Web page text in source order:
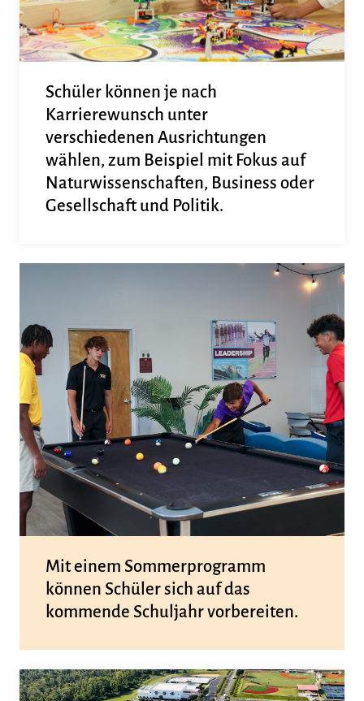
Schüler können je nach
Karrierewunsch unter
verschiedenen Ausrichtungen
wählen, zum Beispiel mit Fokus auf
Naturwissenschaften, Business oder
Gesellschaft und Politik.
Mit einem Sommerprogramm
können Schüler sich auf das
kommende Schuljahr vorbereiten.